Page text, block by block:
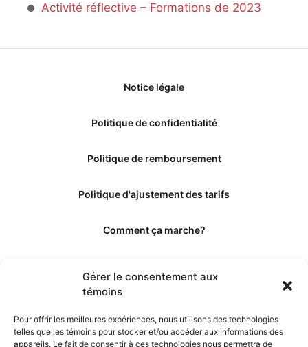
Gérer le consentement aux
témoins
Pour offrir les meilleures expériences, nous utilisons des technologies
telles que les témoins pour stocker et/ou accéder aux informations des
appareils. Le fait de consentir à ces technologies nous permettra de
Activité réflective – Formations de 2023
Notice légale
Politique de confidentialité
Politique de remboursement
Politique d'ajustement des tarifs
Comment ça marche?
Les éditeurs